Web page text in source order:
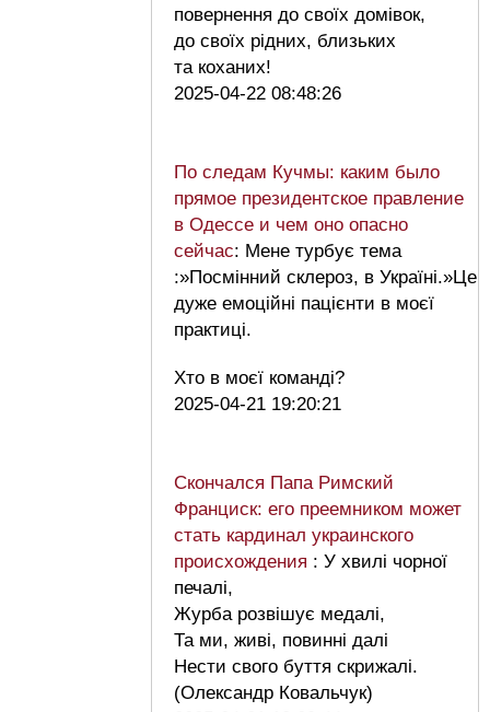
повернення до своїх домівок,
до своїх рідних, близьких
та коханих!
2025-04-22 08:48:26
По следам Кучмы: каким было
прямое президентское правление
в Одессе и чем оно опасно
сейчас: Мене турбує тема
:»Посмінний склероз, в Україні.»Це
дуже емоційні пацієнти в моєї
практиці.
Хто в моєї команді?
2025-04-21 19:20:21
Скончался Папа Римский
Франциск: его преемником может
стать кардинал украинского
происхождения : У хвилі чорної
печалі,
Журба розвішує медалі,
Та ми, живі, повинні далі
Нести свого буття скрижалі.
(Олександр Ковальчук)